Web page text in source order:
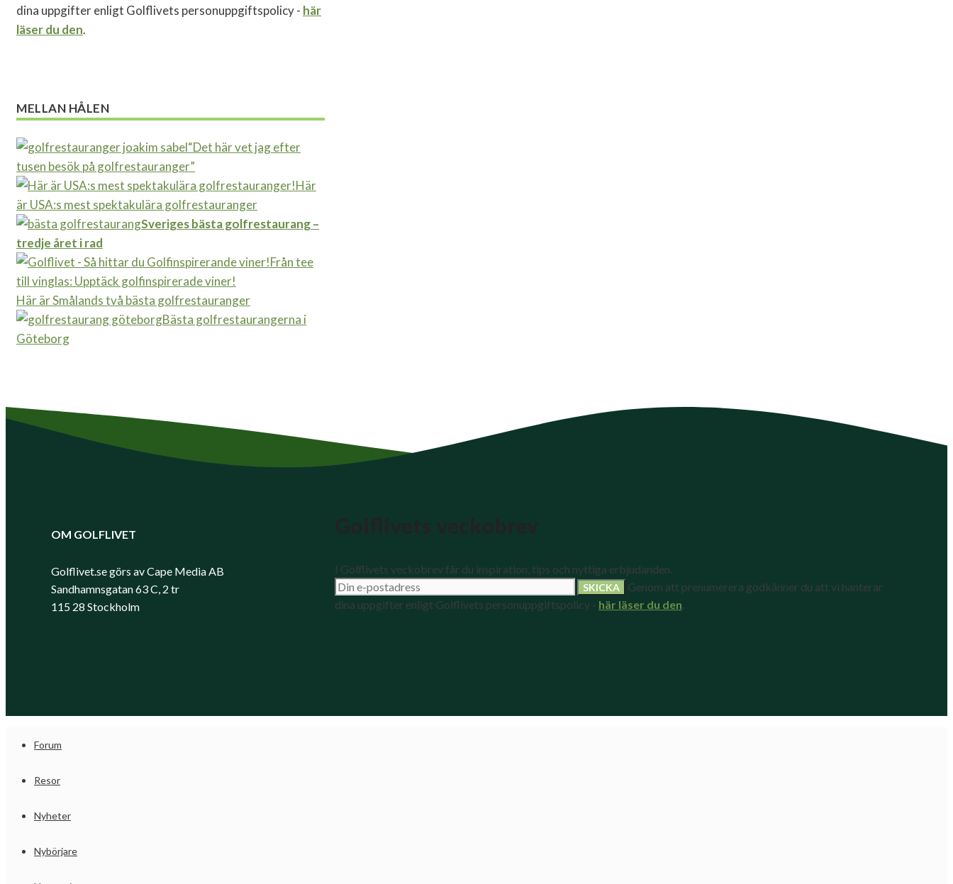
dina uppgifter enligt Golflivets personuppgiftspolicy - här
läser du den.
MELLAN HÅLEN
“Det här vet jag efter
tusen besök på golfrestauranger”
Här
är USA:s mest spektakulära golfrestauranger
Sveriges bästa golfrestaurang –
tredje året i rad
Från tee
till vinglas: Upptäck golfinspirerade viner!
Här är Smålands två bästa golfrestauranger
Bästa golfrestaurangerna i
Göteborg
OM GOLFLIVET
Golflivet.se görs av Cape Media AB
Sandhamnsgatan 63 C, 2 tr
115 28 Stockholm
I Golflivets veckobrev får du inspiration, tips och nyttiga erbjudanden.
Genom att prenumerera godkänner du att vi hanterar
dina uppgifter enligt Golflivets personuppgiftspolicy - här läser du den
Forum
Resor
Nyheter
Nybörjare